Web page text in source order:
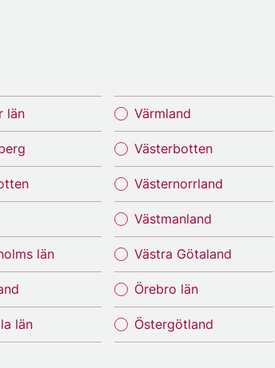
län
län
län
Värmland
Västerbotten
Västernorrland
Västmanland
Västra Götaland
Örebro län
Östergötland